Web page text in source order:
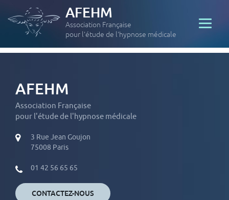
AFEHM
Association Française
pour l'étude de l'hypnose médicale
AFEHM
Association Française
pour l'étude de l'hypnose médicale
3 Rue Jean Goujon
75008 Paris
01 42 56 65 65
CONTACTEZ-NOUS